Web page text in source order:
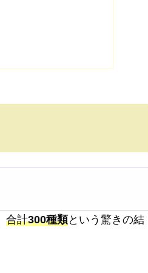
合計300種類という驚きの結